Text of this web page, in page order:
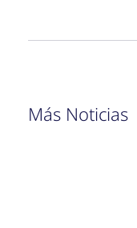
Más Noticias